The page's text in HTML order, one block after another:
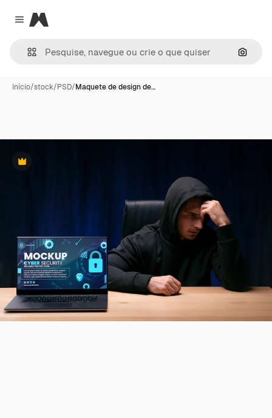
Close menu
Magnific
Início/stock/PSD/Maquete de design de…
Premium